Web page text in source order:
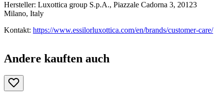
Hersteller: Luxottica group S.p.A., Piazzale Cadorna 3, 20123
Milano, Italy
Kontakt: https://www.essilorluxottica.com/en/brands/customer-care/
Andere kauften auch